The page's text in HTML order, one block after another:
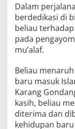
Dalam
berdedikasi di
beliau
pada
mu’alaf.
Beliau
baru masuk
Karang
kasih, beliau
diterima dan
kehidupan